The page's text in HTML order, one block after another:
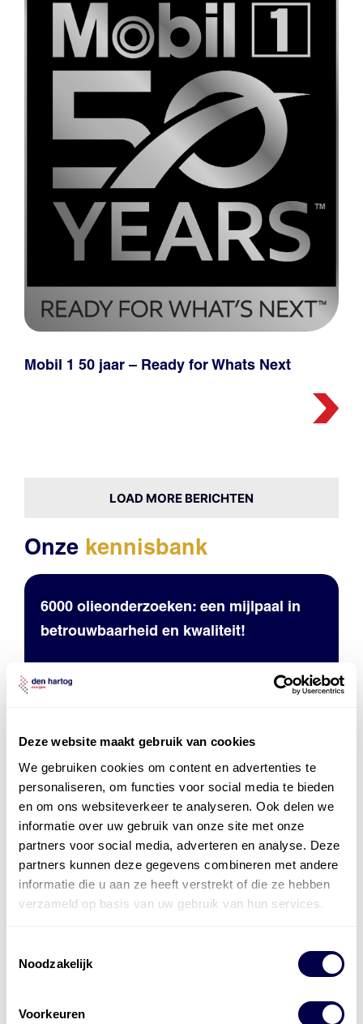
Deze website maakt gebruik van cookies
We gebruiken cookies om content en advertenties te
personaliseren, om functies voor social media te bieden
en om ons websiteverkeer te analyseren. Ook delen we
informatie over uw gebruik van onze site met onze
partners voor social media, adverteren en analyse. Deze
partners kunnen deze gegevens combineren met andere
informatie die u aan ze heeft verstrekt of die ze hebben
verzameld op basis van uw gebruik van hun services.
Noodzakelijk
Voorkeuren
Mobil 1 50 jaar – Ready for Whats Next
LOAD MORE BERICHTEN
Onze kennisbank
6000 olieonderzoeken: een mijlpaal in
betrouwbaarheid en kwaliteit!
Mobil Lubricant Analysis geeft inzicht in
olie en grip op uw machines